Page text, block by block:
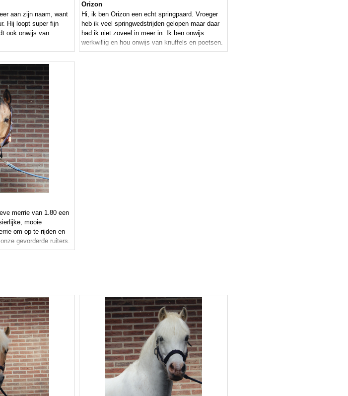
aan zijn naam, want
Hij loopt super fijn
ook onwijs van
Orizon
Hi, ik ben Orizon een echt springpaard. Vroeger
heb ik veel springwedstrijden gelopen maar daar
had ik niet zoveel in meer in. Ik ben onwijs
werkwillig en hou onwijs van knuffels en poetsen.
merrie van 1.80 een
mooie
om op te rijden en
gevorderde ruiters.